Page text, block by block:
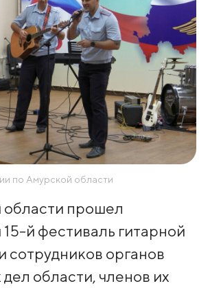
по Амурской области
прошел
й фестиваль гитарной
сотрудников органов
области, членов их